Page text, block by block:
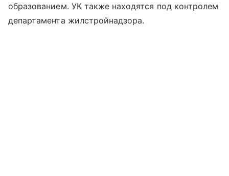
образованием. УК также находятся под контролем
департамента жилстройнадзора.